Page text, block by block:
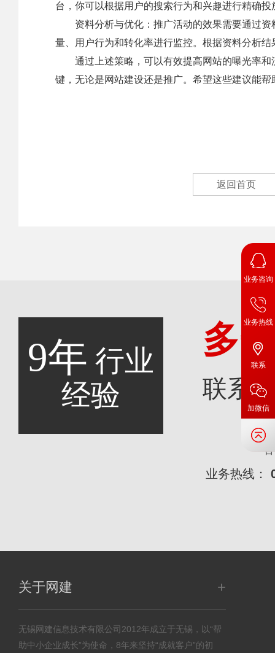
台，你可以根据用户的搜索行为和兴趣进行精确
资料分析与优化：推广活动的效果需要通过资
量、用户行为和转化率进行监控。根据资料分析
通过上述策略，可以有效提高网站的曝光率和
键，无论是网站建设还是推广。希望这些建议能
返回首页
9年 行业
经验
多
联系
业务热线：
关于网建 +
无锡网建信息技术有限公司2012年成立于无锡，以“帮
助中小企业成长”为使命，8年来坚持“成就客户”的初
业务咨询
业务热线
联系
加微信